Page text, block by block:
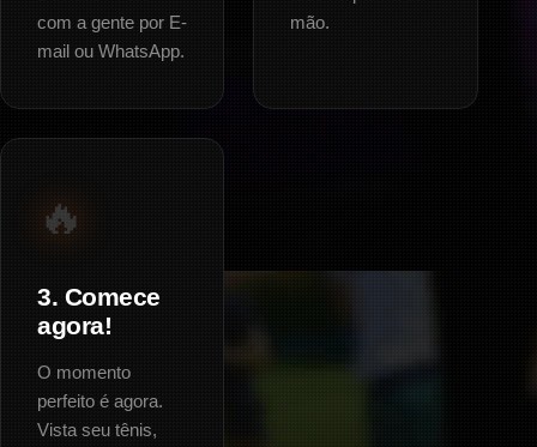
com a gente por E-
mail ou WhatsApp.
mão.
🔥
3. Comece
agora!
O momento
perfeito é agora.
Vista seu tênis,